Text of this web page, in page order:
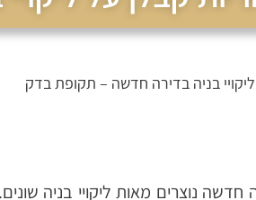
בניה בדירה חדשה – תקופת בדק
חדשה נוצרים מאות ליקויי בניה